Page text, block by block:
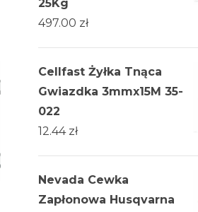
25Kg
497.00 zł
Cellfast Żyłka Tnąca
Gwiazdka 3mmx15M 35-
022
12.44 zł
Nevada Cewka
Zapłonowa Husqvarna